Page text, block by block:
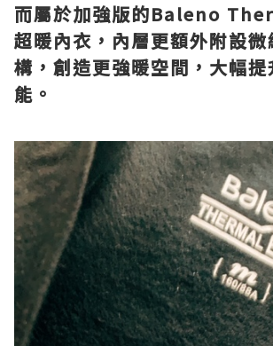
而屬於加強版的Baleno
超暖內衣，內層更額外附設微
構，創造更強暖空間，大幅提
能。